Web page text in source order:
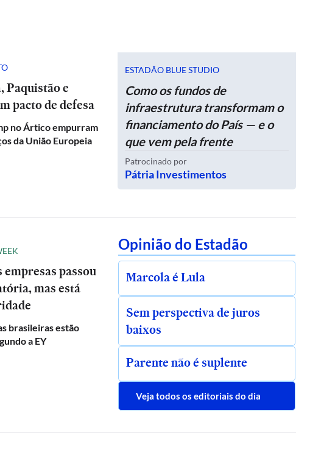
pacto de defesa
no Ártico empurram
da União Europeia
ESTADÃO BLUE STUDIO
Como os fundos de
infraestrutura transformam o
financiamento do País — e o
que vem pela frente
Patrocinado por
Pátria Investimentos
passou
mas está
brasileiras estão
a EY
Opinião do Estadão
Marcola é Lula
Sem perspectiva de juros
baixos
Parente não é suplente
Veja todos os editoriais do dia